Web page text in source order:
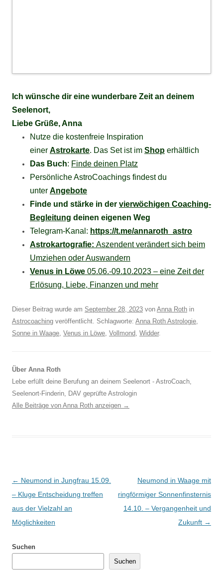
Ich wünsche dir eine wunderbare Zeit an deinem
Seelenort,
Liebe Grüße, Anna
Nutze die kostenfreie Inspiration
einer Astrokarte. Das Set ist im Shop erhältlich
Das Buch: Finde deinen Platz
Persönliche AstroCoachings findest du
unter Angebote
Finde und stärke in der vierwöchigen Coaching-
Begleitung deinen eigenen Weg
Telegram-Kanal: https://t.me/annaroth_astro
Astrokartografie: Aszendent verändert sich beim
Umziehen oder Auswandern
Venus in Löwe 05.06.-09.10.2023 – eine Zeit der
Erlösung, Liebe, Finanzen und mehr
Dieser Beitrag wurde am September 28, 2023 von Anna Roth in
Astrocoaching veröffentlicht. Schlagworte: Anna Roth Astrologie,
Sonne in Waage, Venus in Löwe, Vollmond, Widder.
Über Anna Roth
Lebe erfüllt deine Berufung an deinem Seelenort - AstroCoach,
Seelenort-Finderin, DAV geprüfte Astrologin
Alle Beiträge von Anna Roth anzeigen →
Beitragsnavigation
← Neumond in Jungfrau 15.09.
– Kluge Entscheidung treffen
aus der Vielzahl an
Möglichkeiten
Neumond in Waage mit
ringförmiger Sonnenfinsternis
14.10. – Vergangenheit und
Zukunft →
Suchen
Suchen